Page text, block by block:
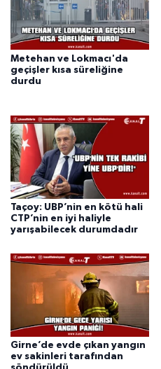
Metehan ve Lokmacı'da
geçişler kısa süreliğine
durdu
Taçoy: UBP’nin en kötü hali
CTP’nin en iyi haliyle
yarışabilecek durumdadır
Girne’de evde çıkan yangın
ev sakinleri tarafından